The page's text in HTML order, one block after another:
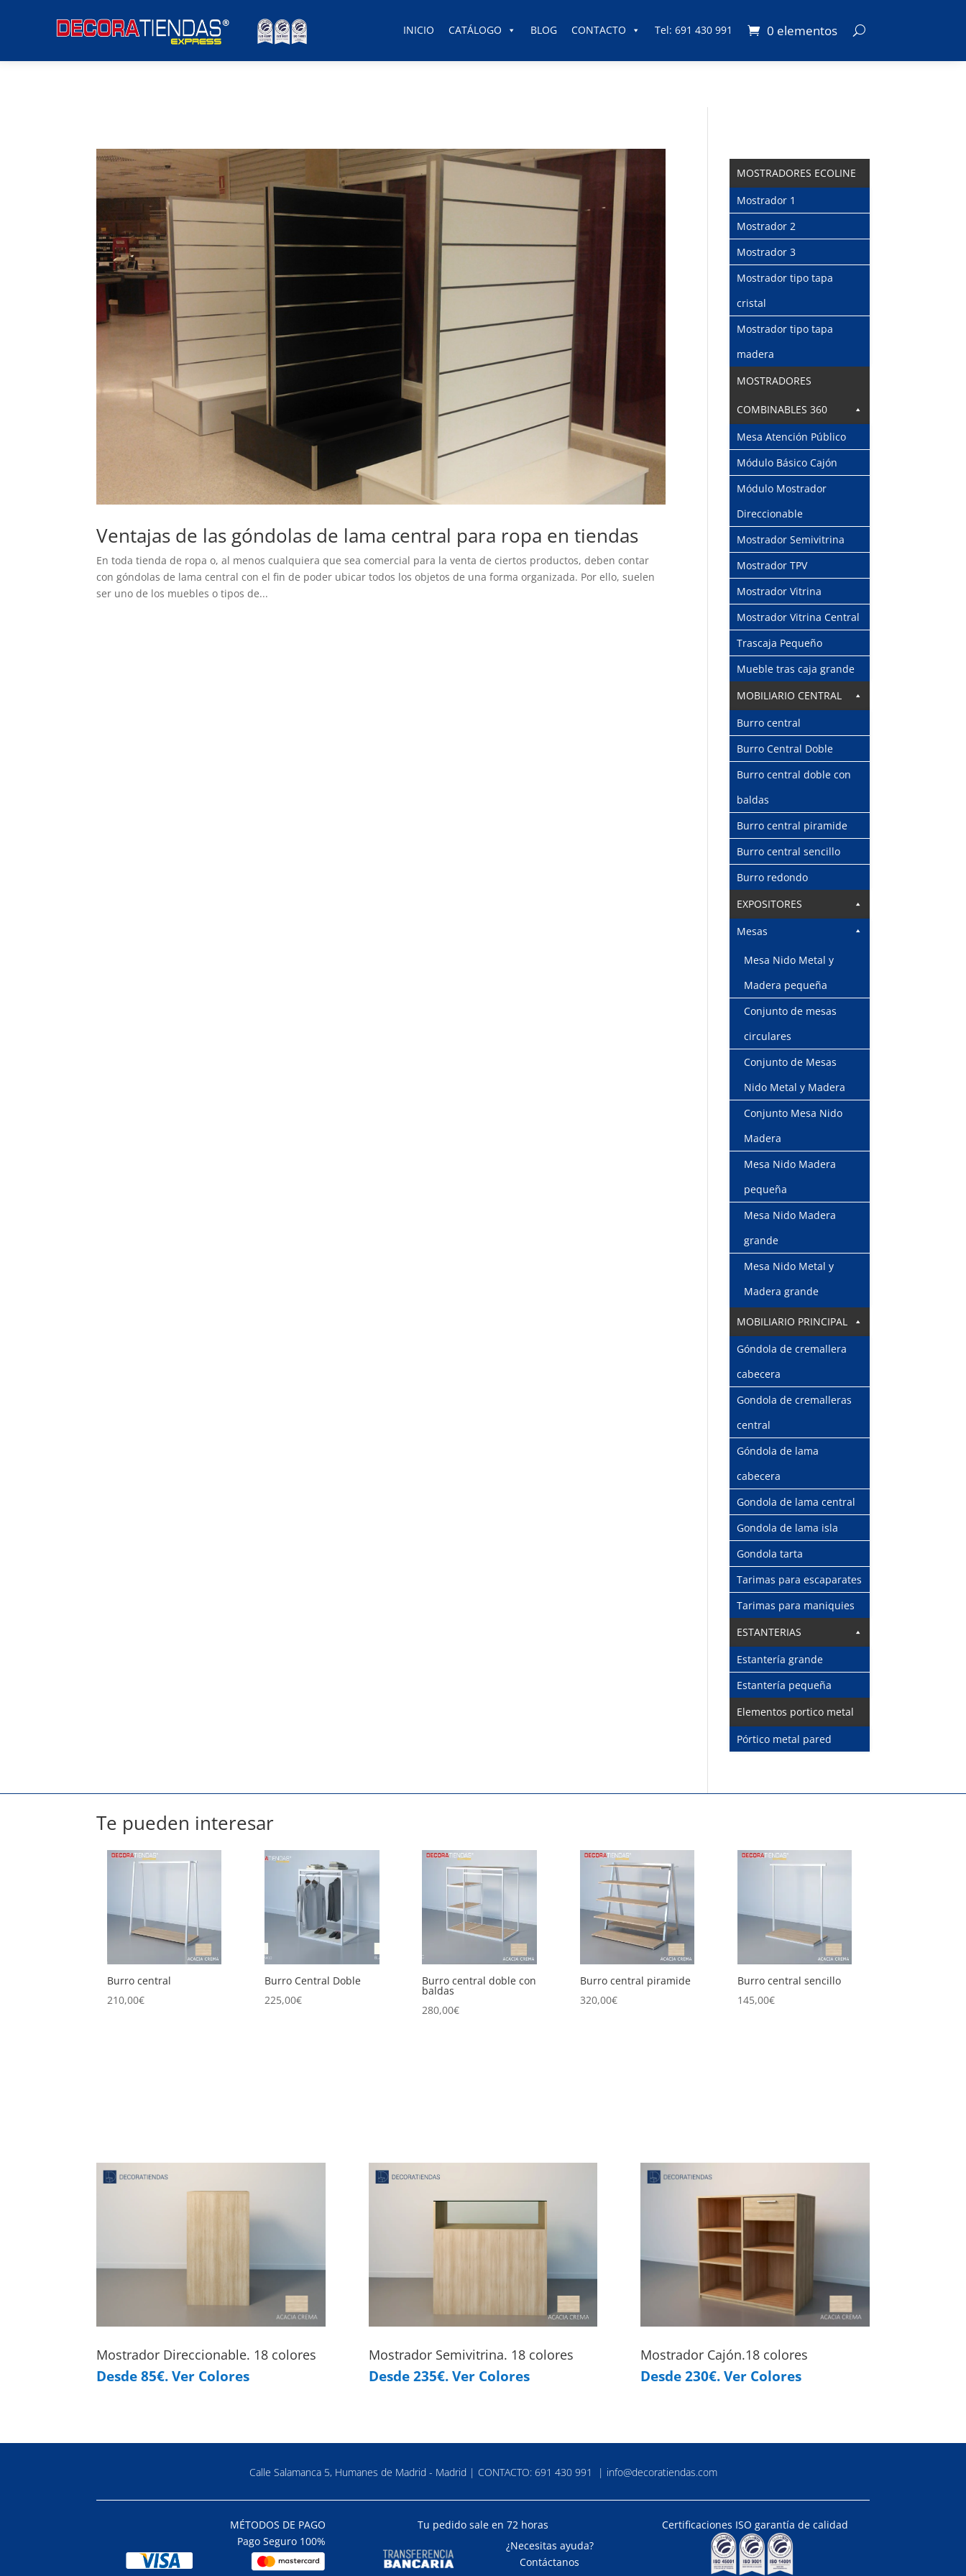
INICIO CATÁLOGO BLOG CONTACTO Tel: 691 430 991 0 elementos
Ventajas de las góndolas de lama central para ropa en tiendas
En toda tienda de ropa o, al menos cualquiera que sea comercial para la venta de ciertos productos, deben contar
con góndolas de lama central con el fin de poder ubicar todos los objetos de una forma organizada. Por ello, suelen
ser uno de los muebles o tipos de...
MOSTRADORES ECOLINE
Mostrador 1
Mostrador 2
Mostrador 3
Mostrador tipo tapa
cristal
Mostrador tipo tapa
madera
MOSTRADORES
COMBINABLES 360
Mesa Atención Público
Módulo Básico Cajón
Módulo Mostrador
Direccionable
Mostrador Semivitrina
Mostrador TPV
Mostrador Vitrina
Mostrador Vitrina Central
Trascaja Pequeño
Mueble tras caja grande
MOBILIARIO CENTRAL
Burro central
Burro Central Doble
Burro central doble con
baldas
Burro central piramide
Burro central sencillo
Burro redondo
EXPOSITORES
Mesas
Mesa Nido Metal y
Madera pequeña
Conjunto de mesas
circulares
Conjunto de Mesas
Nido Metal y Madera
Conjunto Mesa Nido
Madera
Mesa Nido Madera
pequeña
Mesa Nido Madera
grande
Mesa Nido Metal y
Madera grande
MOBILIARIO PRINCIPAL
Góndola de cremallera
cabecera
Gondola de cremalleras
central
Góndola de lama
cabecera
Gondola de lama central
Gondola de lama isla
Gondola tarta
Tarimas para escaparates
Tarimas para maniquies
ESTANTERIAS
Estantería grande
Estantería pequeña
Elementos portico metal
Pórtico metal pared
Te pueden interesar
Burro Central Doble
225,00€
Burro central doble con
Burro central piramide
Burro central sencillo
145,00€
Burro redondo
175,00€
Mostrador Direccionable. 18 colores
Desde 85€. Ver Colores
Mostrador Semivitrina. 18 colores
Desde 235€. Ver Colores
Mostrador Cajón.18 colores
Desde 230€. Ver Colores
Calle Salamanca 5, Humanes de Madrid - Madrid | CONTACTO: 691 430 991 | info@decoratiendas.com
MÉTODOS DE PAGO
Pago Seguro 100%
Tu pedido sale en 72 horas
Certificaciones ISO garantía de calidad
¿Necesitas ayuda?
Contáctanos